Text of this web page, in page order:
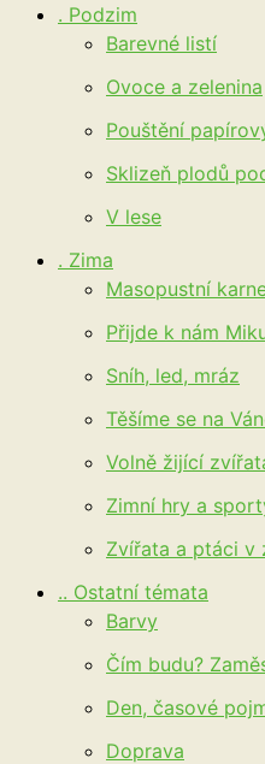
. Podzim
Barevné listí
Ovoce a zelenina
Pouštění
Sklizeň plodů
V lese
. Zima
Masopustní
Přijde k nám
Sníh, led, mráz
Těšíme se na
Volně žijící
Zimní hry a
Zvířata a ptáci v
.. Ostatní témata
Barvy
Čím budu?
Den, časové
Doprava